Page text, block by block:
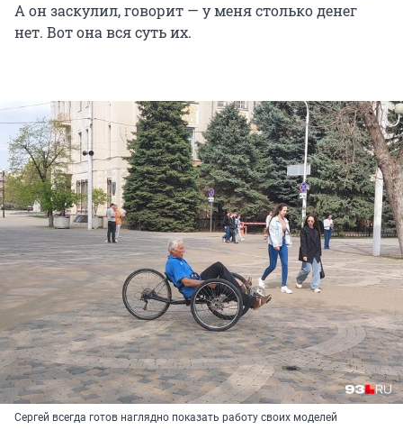
А он заскулил, говорит — у меня столько денег
нет. Вот она вся суть их.
Сергей всегда готов наглядно показать работу своих моделей